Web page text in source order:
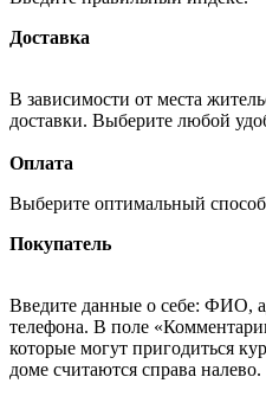
Доставка
В зависимости от места
доставки. Выберите любой
Оплата
Выберите оптимальный
Покупатель
Введите данные о себе: ФИО,
телефона. В поле
которые могут пригодиться
доме считаются справа налево.